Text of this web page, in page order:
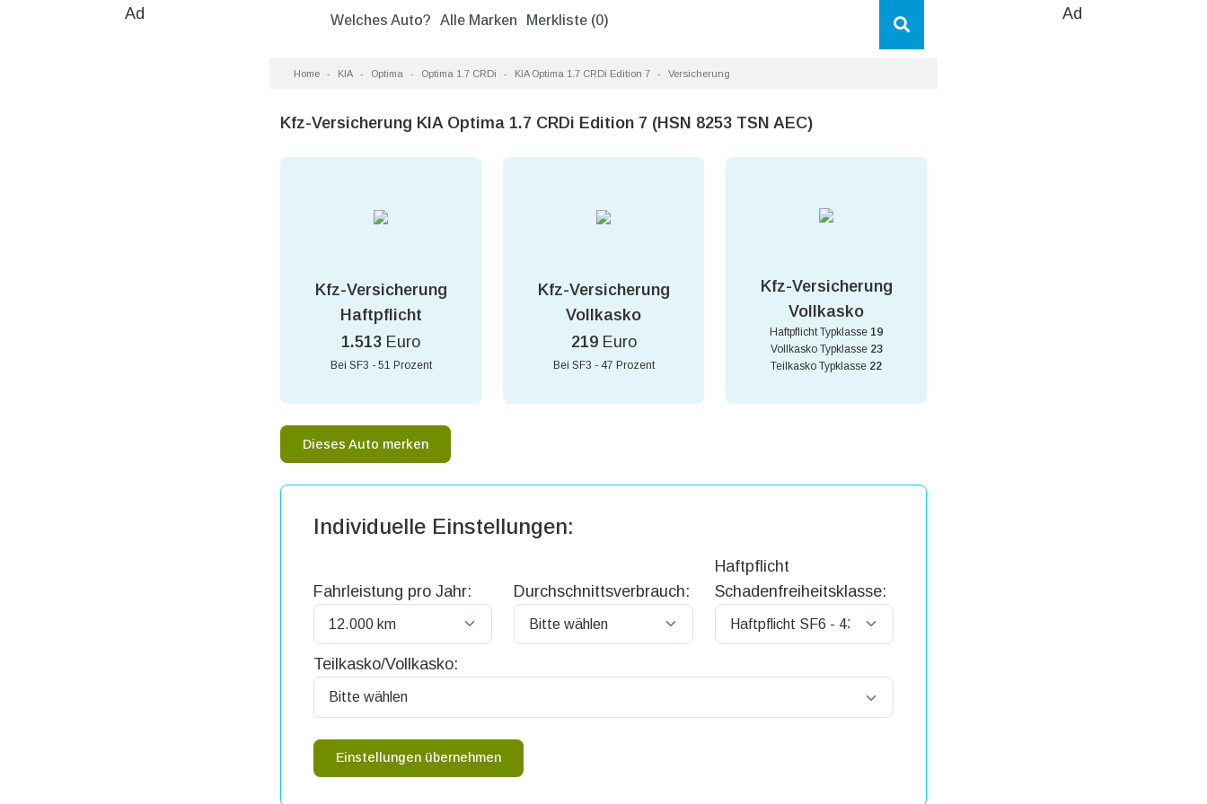
Welches Auto? Alle Marken Merkliste (0)
Ad Ad
Home KIA Optima Optima 1.7 CRDi KIA Optima 1.7 CRDi Edition 7 Versicherung
Kfz-Versicherung KIA Optima 1.7 CRDi Edition 7 (HSN 8253 TSN AEC)
Kfz-Versicherung
Haftpflicht
1.513 Euro
Bei SF3 - 51 Prozent
Kfz-Versicherung
Vollkasko
219Euro
Bei SF3 - 47 Prozent
Kfz-Versicherung
Vollkasko
Haftpflicht Typklasse 19
Vollkasko Typklasse 23
Teilkasko Typklasse 22
Dieses Auto merken
Individuelle Einstellungen:
Fahrleistung pro Jahr: Durchschnittsverbrauch:
Haftpflicht
Schadenfreiheitsklasse:
Teilkasko/Vollkasko:
Einstellungen übernehmen